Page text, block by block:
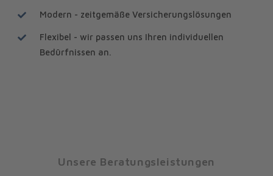
Modern - zeitgemäße Versicherungslösungen
Flexibel - wir passen uns Ihren individuellen
Bedürfnissen an.
Unsere Beratungsleistungen